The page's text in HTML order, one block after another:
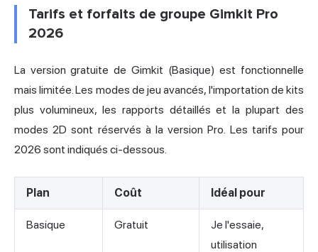
Tarifs et forfaits de groupe Gimkit Pro
2026
La version gratuite de Gimkit (Basique) est fonctionnelle
mais limitée. Les modes de jeu avancés, l'importation de kits
plus volumineux, les rapports détaillés et la plupart des
modes 2D sont réservés à la version Pro. Les tarifs pour
2026 sont indiqués ci-dessous.
Plan Coût Idéal pour
Basique Gratuit
Je l'essaie,
utilisation